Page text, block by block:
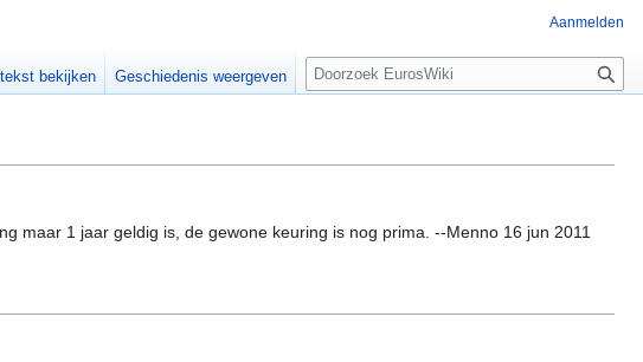
maar 1 jaar geldig is, de gewone keuring is nog prima. --Menno 16 jun 2011
Aanmelden
bekijken Geschiedenis weergeven
Z
o
e